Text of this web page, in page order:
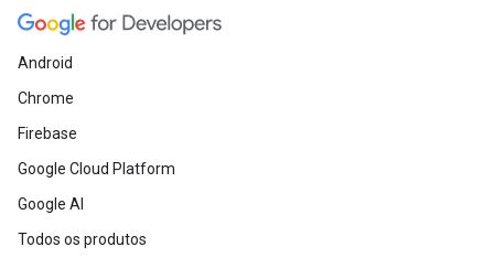
Android
Chrome
Firebase
Google Cloud Platform
Google AI
Todos os produtos